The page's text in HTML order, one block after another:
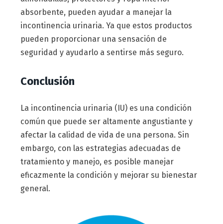
absorbente, pueden ayudar a manejar la
incontinencia urinaria. Ya que estos productos
pueden proporcionar una sensación de
seguridad y ayudarlo a sentirse más seguro.
Conclusión
La incontinencia urinaria (IU) es una condición
común que puede ser altamente angustiante y
afectar la calidad de vida de una persona. Sin
embargo, con las estrategias adecuadas de
tratamiento y manejo, es posible manejar
eficazmente la condición y mejorar su bienestar
general.